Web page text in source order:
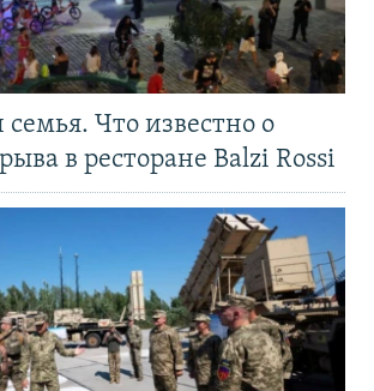
Что известно о
в ресторане Balzi Rossi